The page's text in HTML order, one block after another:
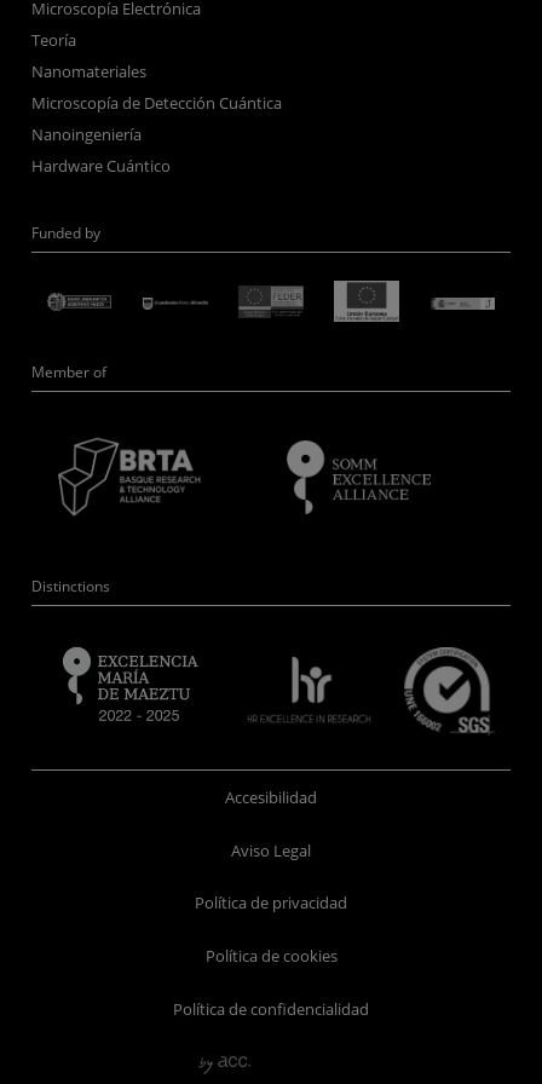
Microscopía Electrónica
Teoría
Nanomateriales
Microscopía de Detección Cuántica
Nanoingeniería
Hardware Cuántico
Funded by
Member of
Distinctions
Accesibilidad
Aviso Legal
Política de privacidad
Política de cookies
Política de confidencialidad